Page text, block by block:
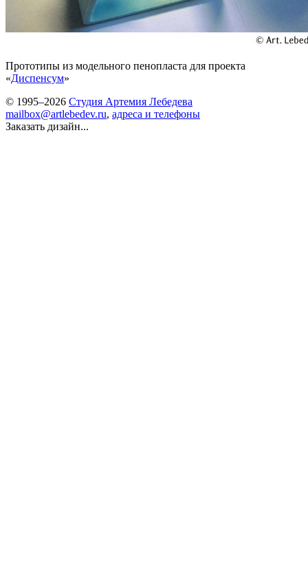
Прототипы из модельного пенопласта для проекта
«Диспенсум»
© 1995–2026 Студия Артемия Лебедева
mailbox@artlebedev.ru, адреса и телефоны
Заказать дизайн...